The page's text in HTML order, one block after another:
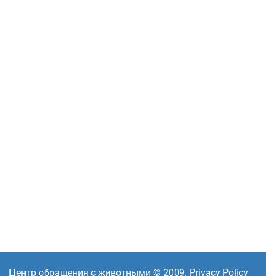
Центр обращения с животными © 2009. Privacy Policy